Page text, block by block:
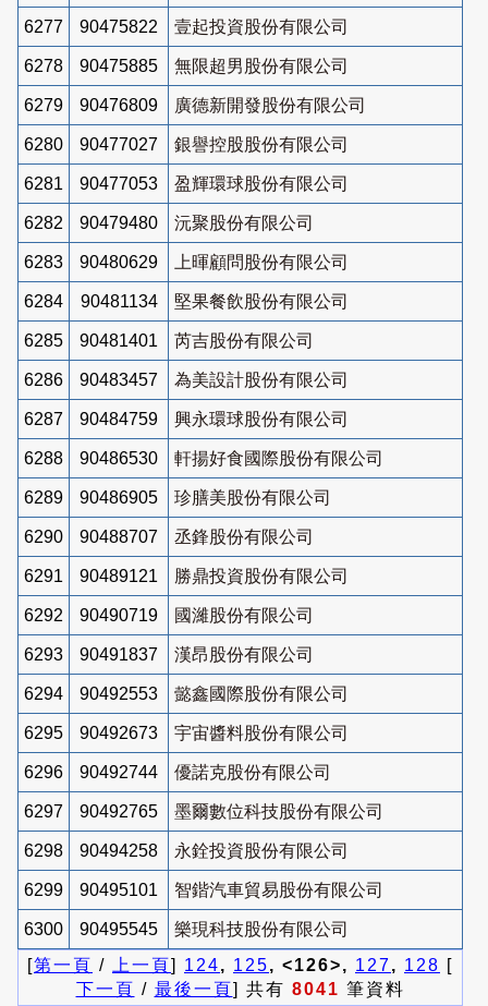
6277 90475822 壹起投資股份有限公司
6278 90475885 無限超男股份有限公司
6279 90476809 廣德新開發股份有限公司
6280 90477027 銀譽控股股份有限公司
6281 90477053 盈輝環球股份有限公司
6282 90479480 沅聚股份有限公司
6283 90480629 上暉顧問股份有限公司
6284 90481134 堅果餐飲股份有限公司
6285 90481401 芮吉股份有限公司
6286 90483457 為美設計股份有限公司
6287 90484759 興永環球股份有限公司
6288 90486530 軒揚好食國際股份有限公司
6289 90486905 珍膳美股份有限公司
6290 90488707 丞鋒股份有限公司
6291 90489121 勝鼎投資股份有限公司
6292 90490719 國濰股份有限公司
6293 90491837 漢昂股份有限公司
6294 90492553 懿鑫國際股份有限公司
6295 90492673 宇宙醬料股份有限公司
6296 90492744 優諾克股份有限公司
6297 90492765 墨爾數位科技股份有限公司
6298 90494258 永銓投資股份有限公司
6299 90495101 智鍇汽車貿易股份有限公司
6300 90495545
樂現科技股份有限公司
[第一頁 / 上一頁] 124, 125, <126>, 127, 128 [
下一頁 / 最後一頁] 共有 8041 筆資料